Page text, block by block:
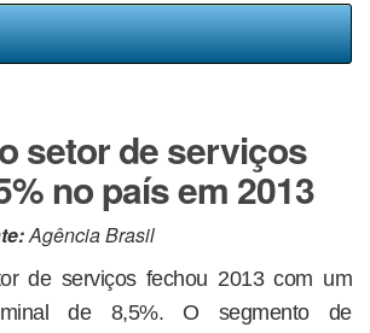
setor de serviços
no país em 2013
Agência Brasil
de serviços fechou 2013 com um
de 8,5%. O segmento de